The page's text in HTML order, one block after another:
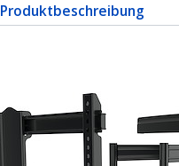
Produktbeschreibung